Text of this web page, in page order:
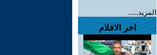
المزيد.....
اخر الافلام